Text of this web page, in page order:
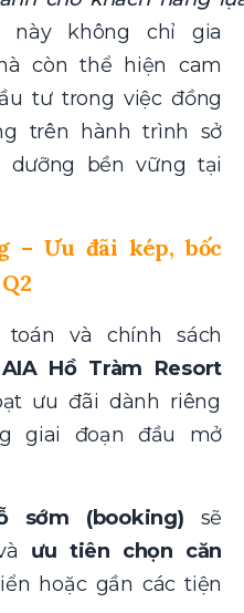
này không chỉ gia
còn thể hiện cam
tư trong việc đồng
trên hành trình sở
bền vững tại
– Ưu đãi kép, bốc
và chính sách
Hồ Tràm Resort
ưu đãi dành riêng
giai đoạn đầu mở
sớm (booking) sẽ
ưu tiên chọn căn
hoặc gần các tiện